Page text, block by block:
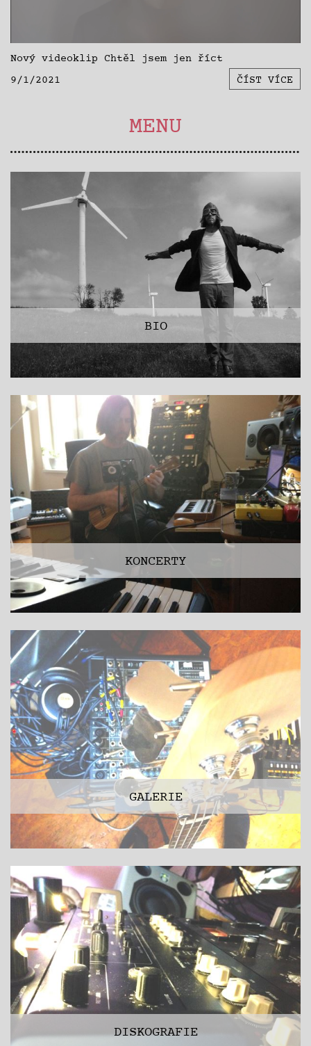
Nový videoklip Chtěl jsem jen říct
9/1/2021
ČÍST VÍCE
MENU
BIO
KONCERTY
GALERIE
DISKOGRAFIE